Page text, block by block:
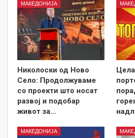
МАКЕДОНИЈА
Николоски од Ново
Село: Продолжуваме
со проекти што носат
развој и подобар
живот за…
МАКЕДОНИЈА